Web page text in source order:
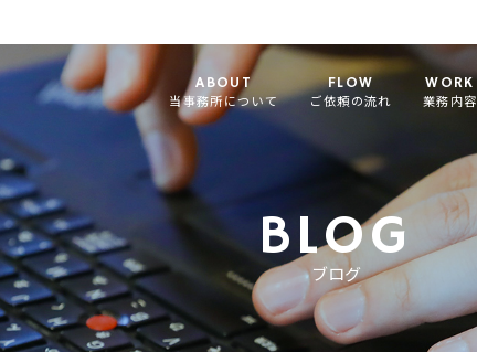
ABOUT
当事務所について
FLOW
ご依頼の流れ
WORK
業務内容
BLOG
ブログ